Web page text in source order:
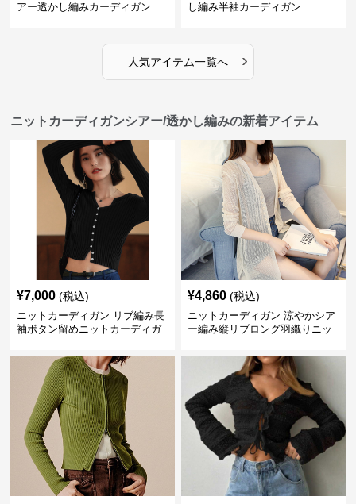
アー透かし編みカーディガン
し編み半袖カーディガン
人気アイテム一覧へ ›
ニットカーディガンシアー/透かし編みの新着アイテム
¥7,000 (税込)
ニットカーディガン リブ編み長
袖ボタン留めニットカーディガ
¥4,860 (税込)
ニットカーディガン 涼やかシア
ー編み縦リブロング羽織りニッ